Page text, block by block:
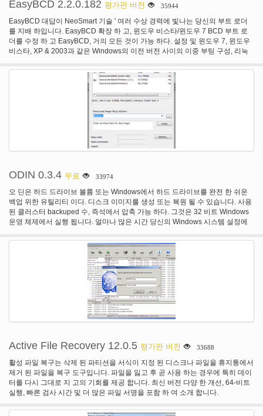
EasyBCD 2.2.0.182 평가판 버전 35944
EasyBCD 대답이 NeoSmart 기술 ' 여러 수상 경력에 빛나는 당신의 부트 로더
를 지배 하입니다. EasyBCD 확장 하 고, 윈도우 비스타/윈도우 7 BCD 부트 로
더를 수정 하 고 EasyBCD, 거의 모든 것이 가능 하다. 설정 및 윈도우 7, 윈도우
비스타, XP & 2003과 같은 Windows의 이전 버전 사이의 이중 부팅 구성, 리눅
EasyBCD 나머지는 않습니다.
ODIN 0.3.4 무료 33974
오 딘은 하드 드라이브 볼륨 또는 Windows에서 하드 드라이브를 완전 한 쉬운
백업 위한 유틸리티 이다. 디스크 이미지를 생성 또는 복원 될 수 있습니다. 사용
된 클러스터 backuped 수, 즉석에서 압축 가능 하다. 그것은 32 비트 Windows
운영 체제에서 실행 됩니다. 얼마나 많은 시간 당신의 Windows 시스템 설정에
합니다. 하드 디스크 오류, 바이러스 또는 기타 악성 코드 로부터 보호 하려면?
단지 몇 분 안에 시스템을 복원 합니다. 왜 상용 솔루션에 대 한 돈을 지출? 오 딘
지 원하는 스냅샷 또는 46-비트 및 32 비트 운영 체제에서 실행 되는 GUI와 명령
줄에서 실행할 수 있습니다. 오 딘은 GUI 또는 명령줄 응용 프로그램으로 콘솔에
서 두 가지 모드에서 실행할 수 있습니다. 모든 옵션 및 기능은 명령줄에서 사용
할 수 있습니다. -자세한 사용법 참조. 명령줄 응용 프로그램은 Odinc.exe로 시
작 했다. GUI 응용 프로그램 명령줄 매개 변수 없이 Odin.exe로 시작 합니다. 콘
솔 모드에서 스크립트를 실행 하는 자동화 된 작업에 대 한 유용한 예제입니다.
중요 참고: (사용자 계정 컨트롤 사용)와 조망 아래 이상 커맨드 라인에서 사용
만들 수 있습니다. Windows 제한으로 인해이 전에 가능 하지 64 비트 Windows
에서 실행 되는 32 비트 응용 프로그램으로. 기능 볼륨 또는 전체 하드 디스크 백
업 사용 블록 또는 파일 시스템 (예: CD/DVD를 레코딩)을 위한 청크 분할 이미지
파일 모든 블록 손상의 모든 Windows 지원에 대 한 백업 확인 백업 이미지 파일
에 압축 데이터의 백업/복원 설치를 필요로 하지 않습니다, 그리고 그냥 시작
odin.exe USB 메모리 지원 Windows PE (Win7 복구, Bartpe에서에서 실행할
사용할 수의 사용
Active File Recovery 12.0.5 평가판 버전 33688
활성 파일 복구는 삭제 된 파티션을 서식이 지정 된 디스크나 파일을 휴지통에서
제거 된 파일을 복구 도구입니다. 파일을 잃고 후 곧 사용 하는 경우에 특히 데이
터를 다시 그대로 지 고의 기회를 제공 합니다. 최신 버전 다양 한 개선, 64-비트
실행, 빠른 검사 시간 및 더 많은 파일 서명을 포함 하 여 소개 합니다.